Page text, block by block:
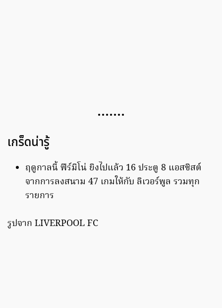
…….
เกร็ดน่ารู้
ฤดูกาลนี้ ฟีร์มิโน่ ยิงไปแล้ว 16 ประตู 8 แอสซิสต์
จากการลงสนาม 47 เกมให้กับ ลิเวอร์พูล รวมทุก
รายการ
รูปจาก LIVERPOOL FC